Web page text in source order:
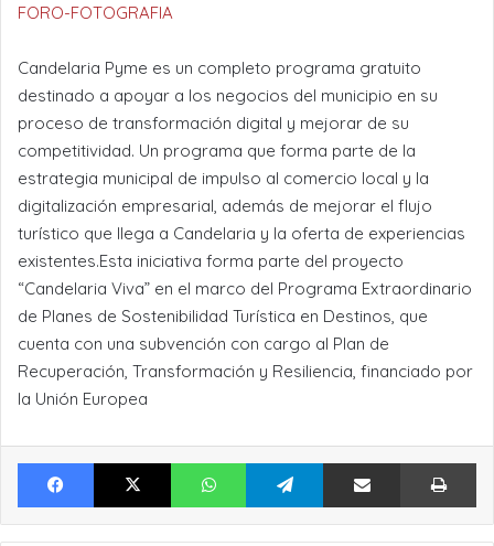
FORO-FOTOGRAFIA
Candelaria Pyme es un completo programa gratuito
destinado a apoyar a los negocios del municipio en su
proceso de transformación digital y mejorar de su
competitividad. Un programa que forma parte de la
estrategia municipal de impulso al comercio local y la
digitalización empresarial, además de mejorar el flujo
turístico que llega a Candelaria y la oferta de experiencias
existentes.Esta iniciativa forma parte del proyecto
“Candelaria Viva” en el marco del Programa Extraordinario
de Planes de Sostenibilidad Turística en Destinos, que
cuenta con una subvención con cargo al Plan de
Recuperación, Transformación y Resiliencia, financiado por
la Unión Europea
Facebook X WhatsApp Telegram Compartir por Email